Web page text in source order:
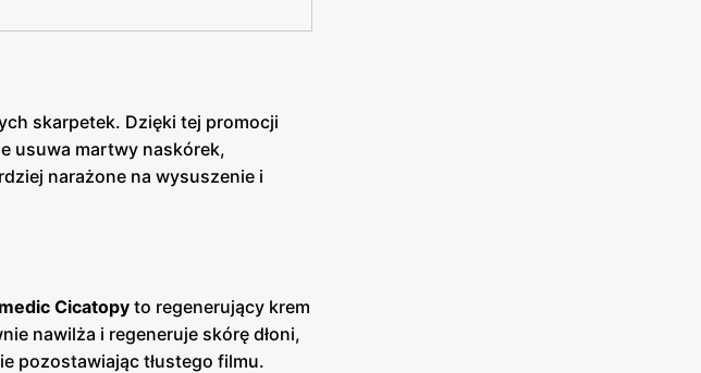
skarpetek. Dzięki tej promocji
usuwa martwy naskórek,
narażone na wysuszenie i
Cicatopy to regenerujący krem
nawilża i regeneruje skórę dłoni,
pozostawiając tłustego filmu.